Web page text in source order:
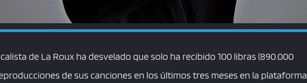
de La Roux ha desvelado que solo ha recibido 100 libras (890.000
de sus canciones en los últimos tres meses en la plataforma